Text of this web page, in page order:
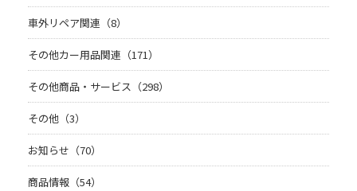
車外リペア関連（8）
その他カー用品関連（171）
その他商品・サービス（298）
その他（3）
お知らせ（70）
商品情報（54）